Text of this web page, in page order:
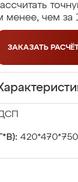
менее, чем за
ЗАКАЗАТЬ
420*470*750